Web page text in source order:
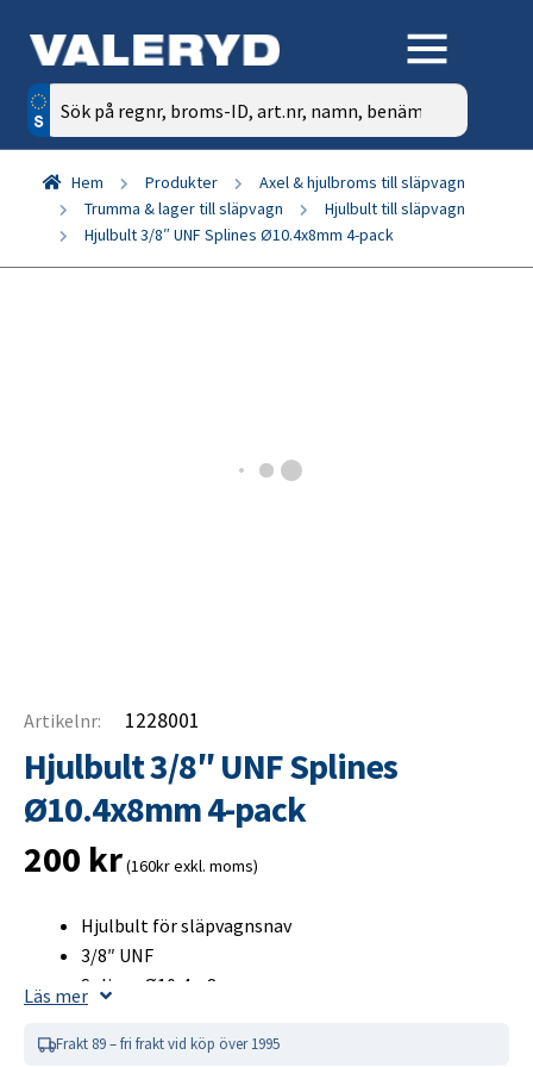
Sök
efter:
Hem Produkter
Axel & hjulbroms till släpvagn
Trumma & lager till släpvagn
Hjulbult till släpvagn
Hjulbult 3/8″ UNF Splines Ø10.4x8mm 4-pack
Artikelnr: 1228001
Hjulbult 3/8″ UNF Splines
Ø10.4x8mm 4-pack
200 kr(160kr exkl. moms)
Hjulbult för släpvagnsnav
3/8″ UNF
Splines Ø10,4 × 8 mm
Totallängd 36 mm
Läs mer
Frakt 89 – fri frakt vid köp över 1995